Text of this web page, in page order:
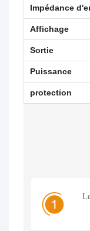
Impédance
Affichage
Sortie
Puissance
protection